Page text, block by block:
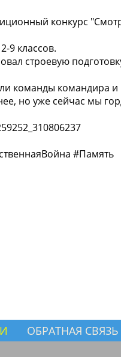
конкурс
9 классов.
строевую
команды командира
но уже сейчас мы
#Память
ОБРАТНАЯ СВЯЗЬ